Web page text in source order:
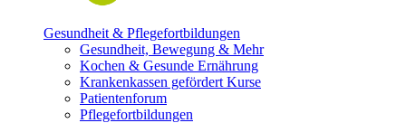
Gesundheit & Pflegefortbildungen
Gesundheit, Bewegung & Mehr
Kochen & Gesunde Ernährung
Krankenkassen gefördert Kurse
Patientenforum
Pflegefortbildungen